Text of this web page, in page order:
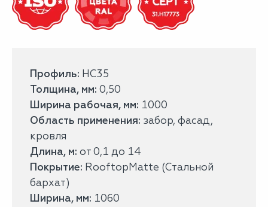
Профиль: НС35
Толщина, мм: 0,50
Ширина рабочая, мм: 1000
Область применения: забор, фасад,
кровля
Длина, м: от 0,1 до 14
Покрытие: RooftopMatte (Стальной
бархат)
Ширина, мм: 1060